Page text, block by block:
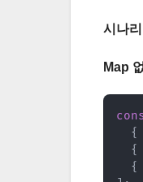
시나
Map
{
{
{